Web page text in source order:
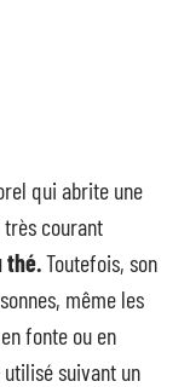
qui abrite une
très courant
thé.Toutefois, son
même les
fonte ou en
suivant un